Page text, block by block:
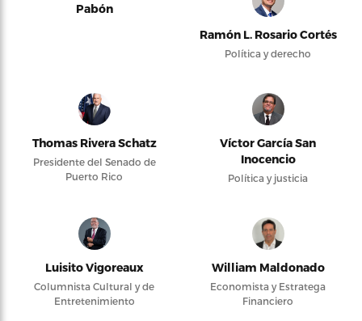
Pabón
Ramón L. Rosario Cortés
Política y derecho
Thomas Rivera Schatz
Presidente del Senado de
Puerto Rico
Víctor García San
Inocencio
Política y justicia
Luisito Vigoreaux
Columnista Cultural y de
Entretenimiento
William Maldonado
Economista y Estratega
Financiero